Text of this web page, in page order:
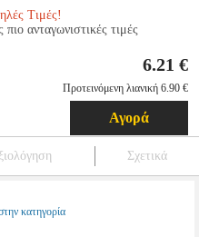
Τιμές!
ανταγωνιστικές τιμές
6.21 €
Προτεινόμενη λιανική 6.90 €
Αγορά
Σχετικά
κατηγορία